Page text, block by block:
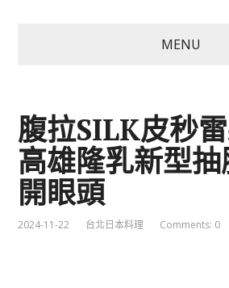
MENU
腹拉SILK皮秒
高雄隆乳新型
開眼頭
2024-11-22 台北日本料理 Comments: 0